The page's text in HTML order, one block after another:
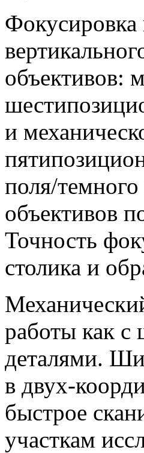
Фокусировка
объективов:
и
поля/
объективов
Точность
столика и
работы как
деталями.
в двух-
быстрое
участкам